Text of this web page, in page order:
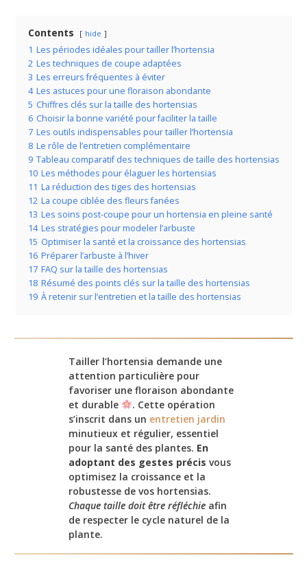
Contents hide
1 Les périodes idéales pour tailler l’hortensia
2 Les techniques de coupe adaptées
3 Les erreurs fréquentes à éviter
4 Les astuces pour une floraison abondante
5 Chiffres clés sur la taille des hortensias
6 Choisir la bonne variété pour faciliter la taille
7 Les outils indispensables pour tailler l’hortensia
8 Le rôle de l’entretien complémentaire
9 Tableau comparatif des techniques de taille des hortensias
10 Les méthodes pour élaguer les hortensias
11 La réduction des tiges des hortensias
12 La coupe ciblée des fleurs fanées
13 Les soins post-coupe pour un hortensia en pleine santé
14 Les stratégies pour modeler l’arbuste
15 Optimiser la santé et la croissance des hortensias
16 Préparer l’arbuste à l’hiver
17 FAQ sur la taille des hortensias
18 Résumé des points clés sur la taille des hortensias
19 À retenir sur l’entretien et la taille des hortensias
Tailler l’hortensia demande une
attention particulière pour
favoriser une floraison abondante
et durable
. Cette opération
s’inscrit dans un entretien jardin
minutieux et régulier, essentiel
pour la santé des plantes. En
adoptant des gestes précis vous
optimisez la croissance et la
robustesse de vos hortensias.
Chaque taille doit être réfléchie afin
de respecter le cycle naturel de la
plante.